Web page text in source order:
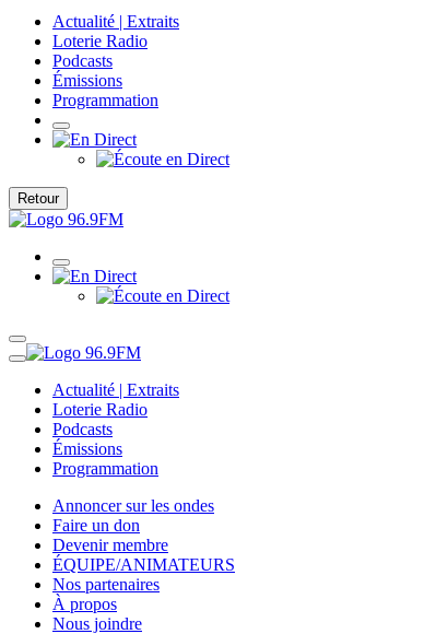
Actualité | Extraits
Loterie Radio
Podcasts
Émissions
Programmation
Retour
Actualité | Extraits
Loterie Radio
Podcasts
Émissions
Programmation
Annoncer sur les ondes
Faire un don
Devenir membre
ÉQUIPE/ANIMATEURS
Nos partenaires
À propos
Nous joindre